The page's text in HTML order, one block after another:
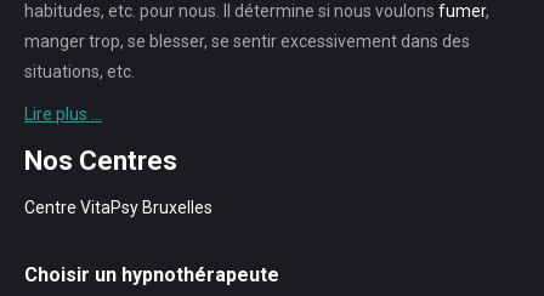
habitudes, etc. pour nous. Il détermine si nous voulons fumer,
manger trop, se blesser, se sentir excessivement dans des
situations, etc.
Lire plus …
Nos Centres
Centre VitaPsy Bruxelles
Choisir un hypnothérapeute